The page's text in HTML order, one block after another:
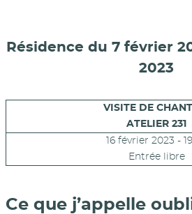
Résidence du 7 février
2023
VISITE DE
ATELIER 231
16 février 2023 -
Entrée libre
Ce que j’appelle